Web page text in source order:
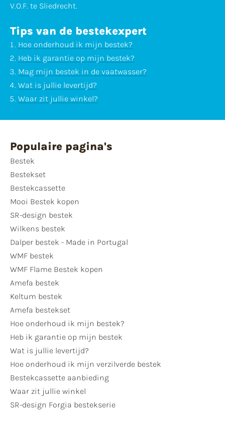
V.O.F. te Sliedrecht.
Tips van de bestekexpert
Hoe onderhoud ik mijn bestek?
Heb ik garantie op mijn bestek?
Mag mijn bestek in de vaatwasser?
Wat is jullie levertijd?
Waar zit jullie winkel?
Populaire pagina's
Bestek
Bestekset
Bestekcassette
Mooi Bestek kopen
SR-design bestek
Wilkens bestek
Dalper bestek - Made in Portugal
WMF bestek
WMF Flame Bestek kopen
Amefa bestek
Keltum bestek
Amefa bestekset
Hoe onderhoud ik mijn bestek?
Heb ik garantie op mijn bestek
Wat is jullie levertijd?
Hoe onderhoud ik mijn verzilverde bestek
Bestekcassette aanbieding
Waar zit jullie winkel
SR-design Forgia bestekserie